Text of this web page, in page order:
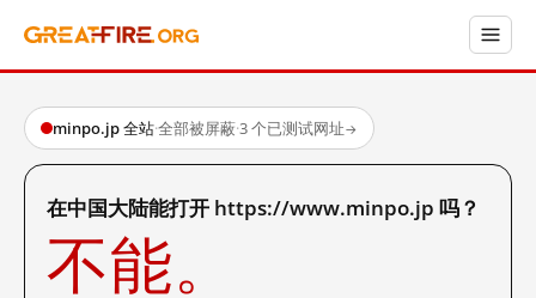
minpo.jp 全站·全部被屏蔽·3 个已测试网址→
在中国大陆能打开 https://www.minpo.jp 吗？
不能。